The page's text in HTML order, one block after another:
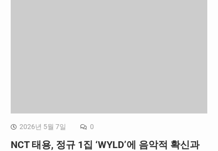
2026년 5월 7일 0
NCT 태용, 정규 1집 ‘WYLD’에 음악적 확신과